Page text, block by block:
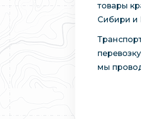
товары
Сибири и
мы